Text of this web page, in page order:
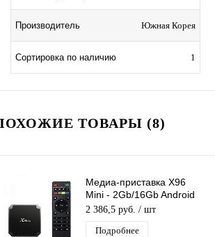
Производитель Южная Корея
Сортировка по наличию 1
ТОВАРЫ (8)
Медиа-приставка X96
Mini - 2Gb/16Gb Android
11 Медиаплеер Smart tv
IPTV приставка 4K WiFi
2 386,5 руб. / шт
Подробнее